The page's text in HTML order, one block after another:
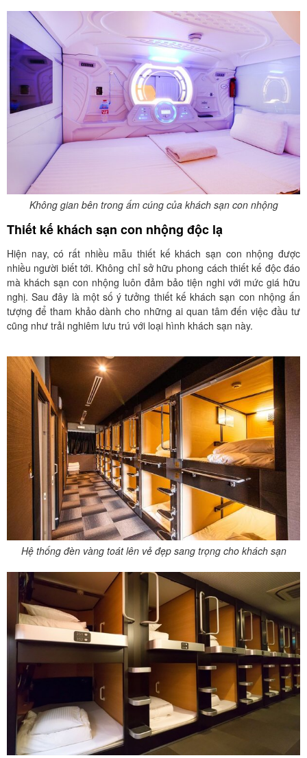
Không gian bên trong ấm cúng của khách sạn con nhộng
Thiết kế khách sạn con nhộng độc lạ
Hiện nay, có rất nhiều mẫu thiết kế khách sạn con nhộng được
nhiều người biết tới. Không chỉ sở hữu phong cách thiết kế độc đáo
mà khách sạn con nhộng luôn đảm bảo tiện nghi với mức giá hữu
nghị. Sau đây là một số ý tưởng thiết kế khách sạn con nhộng ấn
tượng để tham khảo dành cho những ai quan tâm đến việc đầu tư
cũng như trải nghiêm lưu trú với loại hình khách sạn này.
Hệ thống đèn vàng toát lên vẻ đẹp sang trọng cho khách sạn